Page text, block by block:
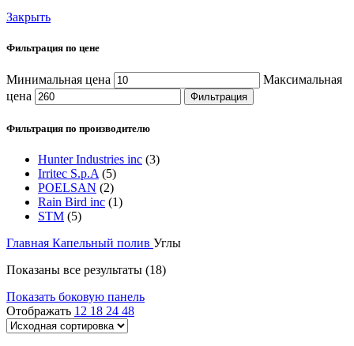
Закрыть
Фильтрация по цене
Минимальная цена
Максимальная
цена
Фильтрация
Фильтрация по производителю
Hunter Industries inc (3)
Irritec S.p.A (5)
POELSAN (2)
Rain Bird inc (1)
STM (5)
Главная Капельный полив Углы
Показаны все результаты (18)
Показать боковую панель
Отображать 12 18 24 48